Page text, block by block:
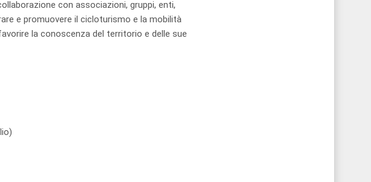
con associazioni, gruppi, enti,
e promuovere il cicloturismo e la mobilità
la conoscenza del territorio e delle sue